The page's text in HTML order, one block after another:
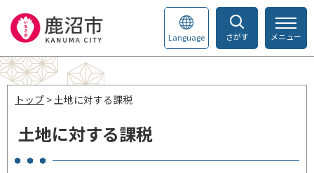
さがす
Language メニュー
トップ > 土地に対する課税
土地に対する課税